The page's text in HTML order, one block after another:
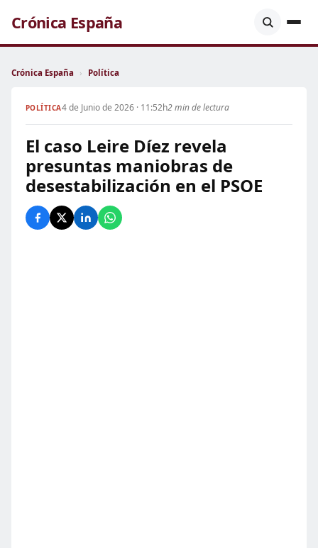
Crónica España
Crónica España › Política
POLÍTICA4 de Junio de 2026 · 11:52h2 min de lectura
El caso Leire Díez revela
presuntas maniobras de
desestabilización en el PSOE